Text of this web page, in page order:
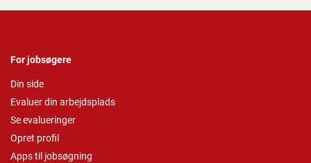
For jobsøgere
Din side
Evaluer din arbejdsplads
Se evalueringer
Opret profil
Apps til jobsøgning